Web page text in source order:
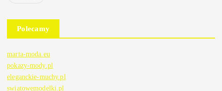
Polecamy
marta-moda.eu
pokazy-mody.pl
eleganckie-muchy.pl
swiatowemodelki.pl